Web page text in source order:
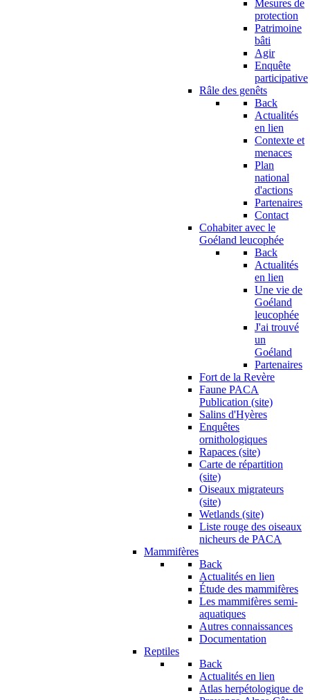
Mesures de
protection
Patrimoine
bâti
Agir
Enquête
participative
Râle des genêts
Back
Actualités
en lien
Contexte et
menaces
Plan
national
d'actions
Partenaires
Contact
Cohabiter avec le
Goéland leucophée
Back
Actualités
en lien
Une vie de
Goéland
leucophée
J'ai trouvé
un
Goéland
Partenaires
Fort de la Revère
Faune PACA
Publication (site)
Salins d'Hyères
Enquêtes
ornithologiques
Rapaces (site)
Carte de répartition
(site)
Oiseaux migrateurs
(site)
Wetlands (site)
Liste rouge des oiseaux
nicheurs de PACA
Mammifères
Back
Actualités en lien
Étude des mammifères
Les mammifères semi-
aquatiques
Autres connaissances
Documentation
Reptiles
Back
Actualités en lien
Atlas herpétologique de